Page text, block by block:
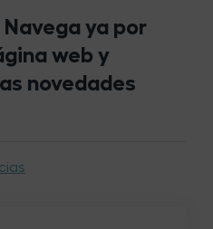
ya por
web y
novedades